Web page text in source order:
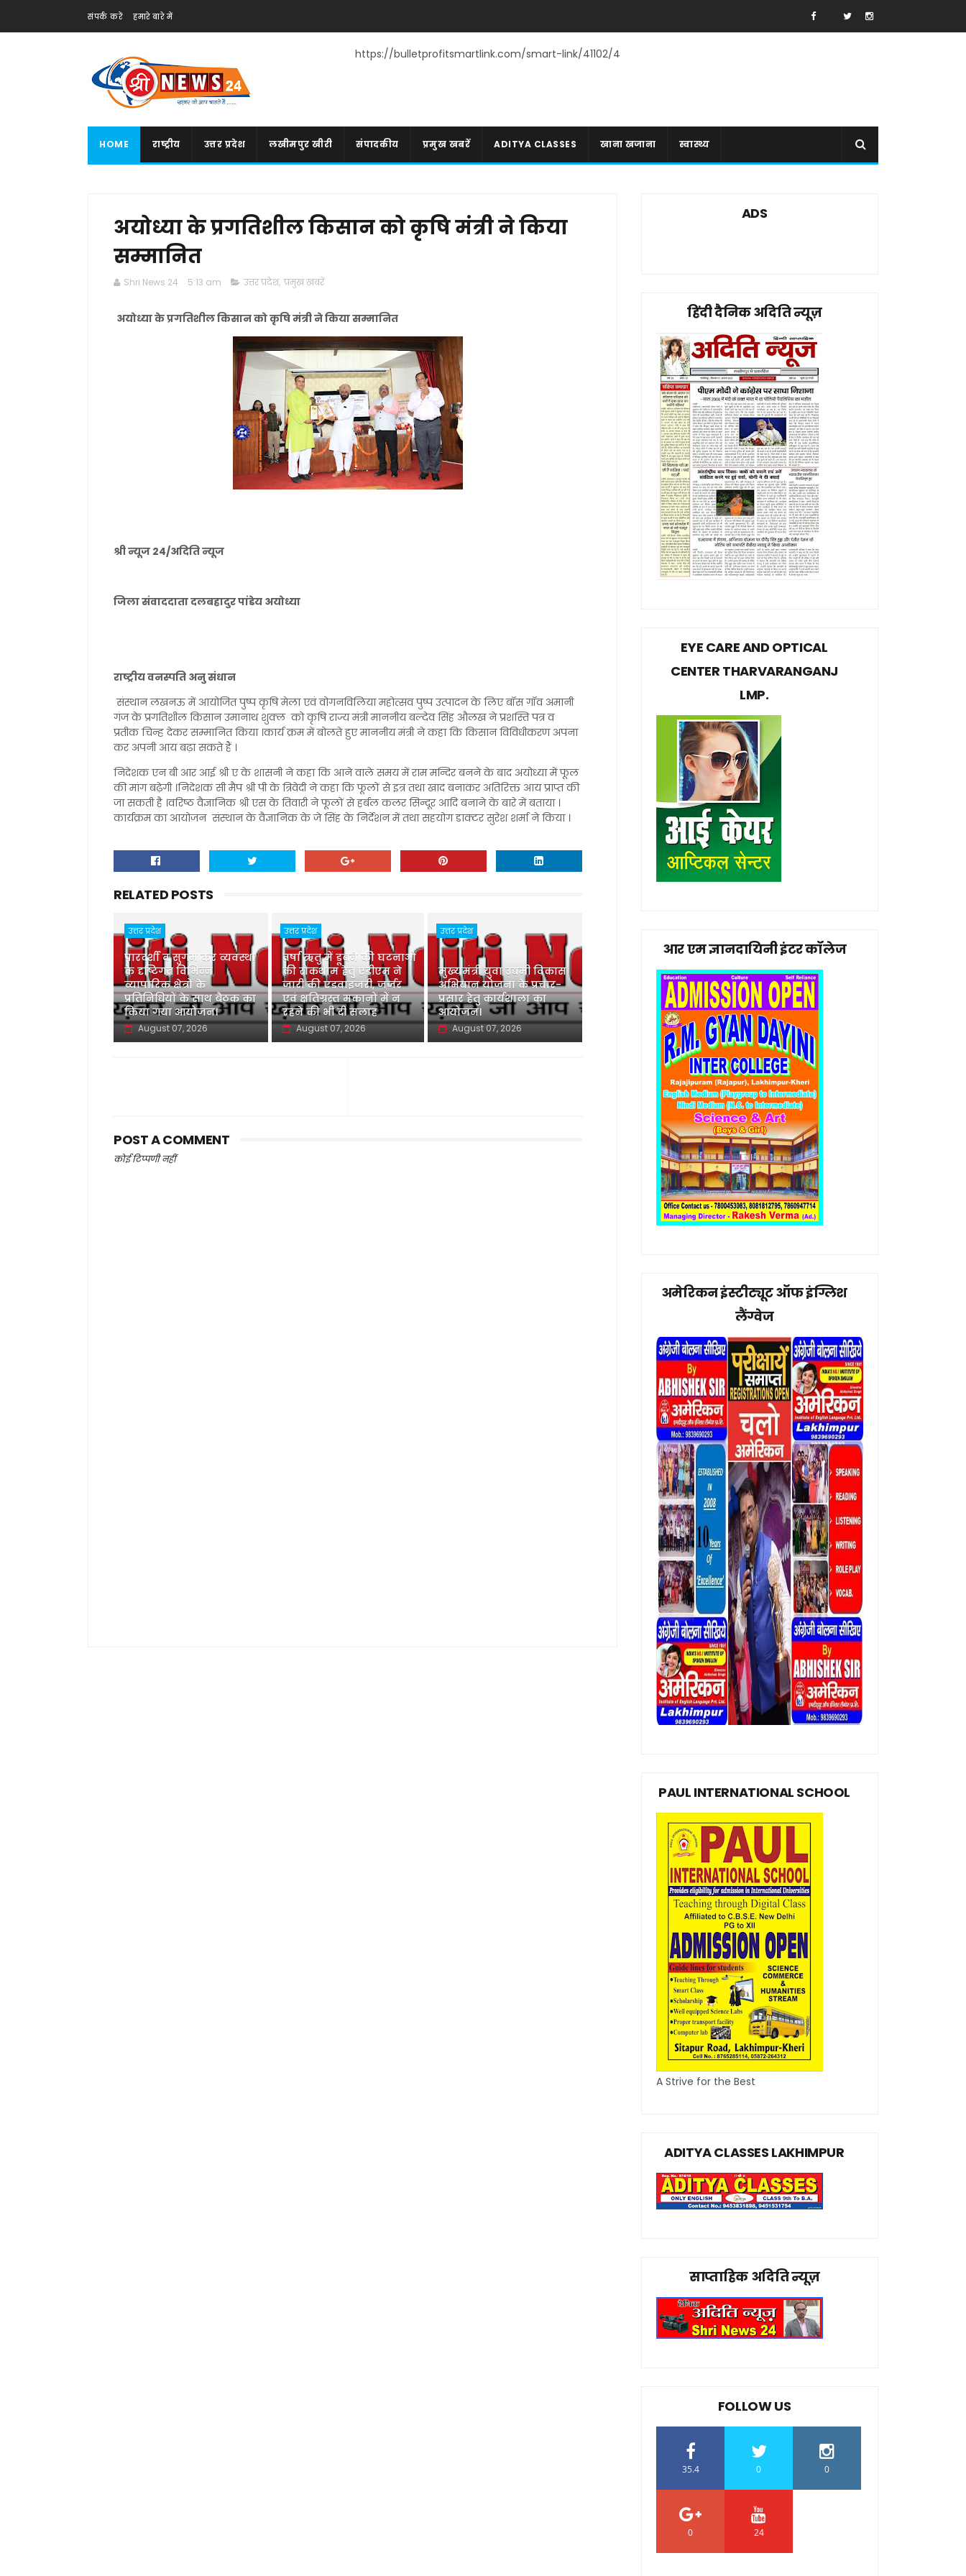
संपर्क करें हमारे बारे में
https://bulletprofitsmartlink.com/smart-link/41102/4
HOME राष्ट्रीय उत्तर प्रदेश लखीमपुर खीरी संपादकीय प्रमुख खबरें ADITYA CLASSES खाना खजाना स्वास्थ्य
अयोध्या के प्रगतिशील किसान को कृषि मंत्री ने किया
सम्मानित
Shri News 24 5:13 am उत्तर प्रदेश, प्रमुख खबरें
अयोध्या के प्रगतिशील किसान को कृषि मंत्री ने किया सम्मानित
श्री न्यूज 24/अदिति न्यूज
जिला संवाददाता दलबहादुर पांडेय अयोध्या
राष्ट्रीय वनस्पति अनु संधान
संस्थान लखनऊ में आयोजित पुष्प कृषि मेला एवं वोगनविलिया महोत्सव पुष्प उत्पादन के लिए बॉस गॉव अमानी
गंज के प्रगतिशील किसान उमानाथ शुक्ल को कृषि राज्य मंत्री माननीय बल्देव सिंह औलख ने प्रशस्ति पत्र व
प्रतीक चिन्ह देकर सम्मानित किया ।कार्य क्रम में बोलते हुए माननीय मंत्री ने कहा कि किसान विविधीकरण अपना
कर अपनी आय बढ़ा सकते हैं ।
निदेशक एन बी आर आई श्री ए के शासनी ने कहा कि आने वाले समय में राम मन्दिर बनने के बाद अयोध्या में फूल
की मांग बढ़ेगी ।निदेशक सी मैप श्री पी के त्रिवेदी ने कहा कि फूलों से इत्र तथा खाद बनाकर अतिरिक्त आय प्राप्त की
जा सकती है ।वरिष्ठ वैज्ञानिक श्री एस के तिवारी ने फूलों से हर्बल कलर सिन्दूर आदि बनाने के बारे में बताया ।
कार्यक्रम का आयोजन संस्थान के वैज्ञानिक के जे सिंह के निर्देशन में तथा सहयोग डाक्टर सुरेश शर्मा ने किया ।
RELATED POSTS
उत्तर प्रदेश
पारदर्शी व सुगम कर व्यवस्था
के दृष्टिगत विभिन्न
व्यापारिक क्षेत्रों के
प्रतिनिधियों के साथ बैठक का
किया गया आयोजन।
August 07, 2026
उत्तर प्रदेश
वर्षा ऋतु में डूबने की घटनाओं
की रोकथाम हेतु एडीएम ने
जारी की एडवाइजरी, जर्जर
एवं क्षतिग्रस्त मकानों में न
रहने की भी दी सलाह
August 07, 2026
उत्तर प्रदेश
मुख्यमंत्री युवा उद्यमी विकास
अभियान योजना के प्रचार-
प्रसार हेतु कार्यशाला का
आयोजन।
August 07, 2026
POST A COMMENT
कोई टिप्पणी नहीं
ADS
हिंदी दैनिक अदिति न्यूज़
EYE CARE AND OPTICAL
CENTER THARVARANGANJ
LMP.
आर एम ज्ञानदायिनी इंटर कॉलेज
अमेरिकन इंस्टीट्यूट ऑफ इंग्लिश
लैंग्वेज
PAUL INTERNATIONAL SCHOOL
A Strive for the Best
ADITYA CLASSES LAKHIMPUR
साप्ताहिक अदिति न्यूज़
FOLLOW US
35.4 0 0
0 24